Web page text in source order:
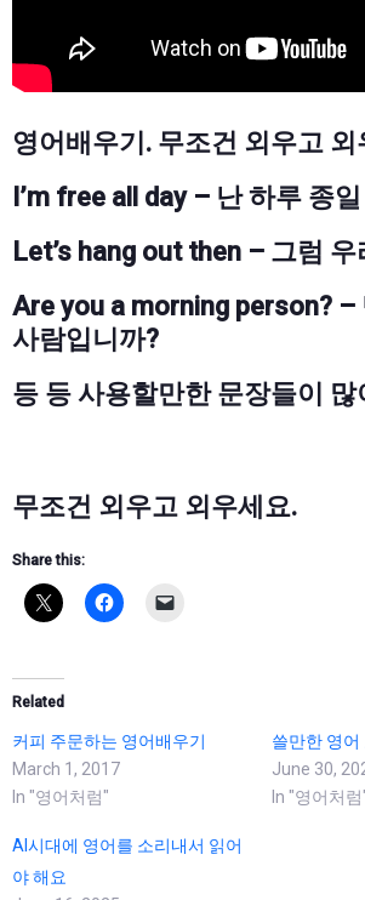
영어배우기. 무조건 외우고 외
I’m free all day – 난 하루 종
Let’s hang out then – 그럼
Are you a morning person? –
사람입니까?
등 등 사용할만한 문장들이
무조건 외우고 외우세요.
Share this:
Related
커피 주문하는 영어배우기
March 1, 2017
In "영어처럼"
쓸만한 영어
June 30,
In "영어처럼
AI시대에 영어를 소리내서 읽어
야 해요